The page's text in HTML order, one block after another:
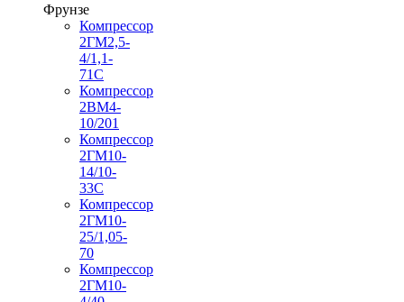
Фрунзе
Компрессор
2ГМ2,5-
4/1,1-
71С
Компрессор
2ВМ4-
10/201
Компрессор
2ГМ10-
14/10-
33С
Компрессор
2ГМ10-
25/1,05-
70
Компрессор
2ГМ10-